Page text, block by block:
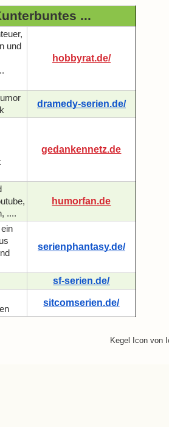
...
und
hobbyrat.de/
dramedy-serien.de/
gedankennetz.de
....
humorfan.de
serienphantasy.de/
sf-serien.de/
sitcomserien.de/
Kegel Icon von